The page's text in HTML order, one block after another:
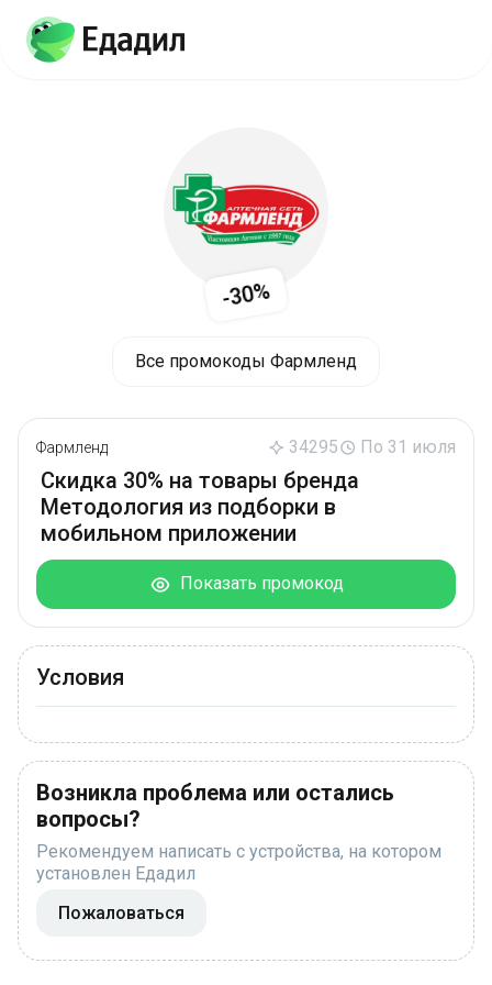
-30%
Все промокоды Фармленд
Фармленд 34295 По 31 июля
Скидка 30% на товары бренда
Методология из подборки в
мобильном приложении
Показать промокод
Условия
Возникла проблема или остались
вопросы?
Рекомендуем написать с устройства, на котором
установлен Едадил
Пожаловаться